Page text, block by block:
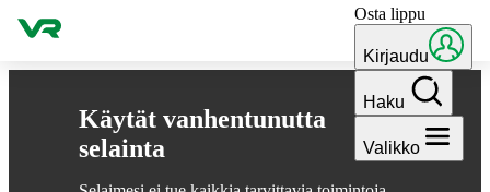
Käytät vanhentunutta
selainta
Hyppää sisältöön Osta lippu
Kirjaudu
Haku
Valikko